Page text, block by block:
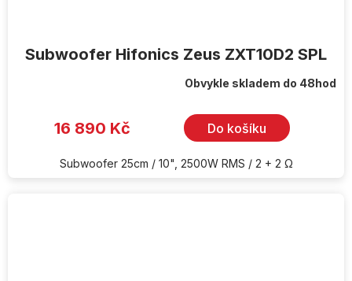
Subwoofer Hifonics Zeus ZXT10D2 SPL
Obvykle skladem do 48hod
16 890 Kč Do košíku
Subwoofer 25cm / 10", 2500W RMS / 2 + 2 Ω